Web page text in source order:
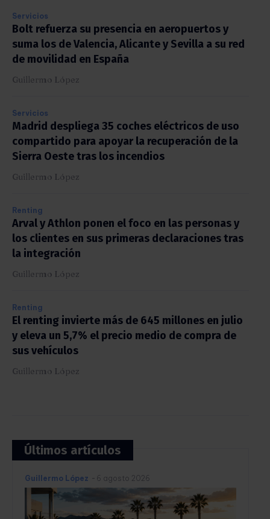
Servicios
Bolt refuerza su presencia en aeropuertos y
suma los de Valencia, Alicante y Sevilla a su red
de movilidad en España
Guillermo López
Servicios
Madrid despliega 35 coches eléctricos de uso
compartido para apoyar la recuperación de la
Sierra Oeste tras los incendios
Guillermo López
Renting
Arval y Athlon ponen el foco en las personas y
los clientes en sus primeras declaraciones tras
la integración
Guillermo López
Renting
El renting invierte más de 645 millones en julio
y eleva un 5,7% el precio medio de compra de
sus vehículos
Guillermo López
Últimos artículos
Guillermo López - 6 agosto 2026